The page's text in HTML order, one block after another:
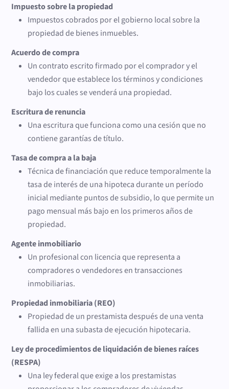
Impuesto sobre la propiedad
Impuestos cobrados por el gobierno local sobre la
propiedad de bienes inmuebles.
Acuerdo de compra
Un contrato escrito firmado por el comprador y el
vendedor que establece los términos y condiciones
bajo los cuales se venderá una propiedad.
Escritura de renuncia
Una escritura que funciona como una cesión que no
contiene garantías de título.
Tasa de compra a la baja
Técnica de financiación que reduce temporalmente la
tasa de interés de una hipoteca durante un período
inicial mediante puntos de subsidio, lo que permite un
pago mensual más bajo en los primeros años de
propiedad.
Agente inmobiliario
Un profesional con licencia que representa a
compradores o vendedores en transacciones
inmobiliarias.
Propiedad inmobiliaria (REO)
Propiedad de un prestamista después de una venta
fallida en una subasta de ejecución hipotecaria.
Ley de procedimientos de liquidación de bienes raíces
(RESPA)
Una ley federal que exige a los prestamistas